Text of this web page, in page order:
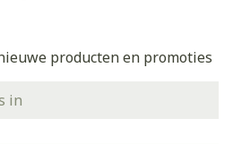
producten en promoties